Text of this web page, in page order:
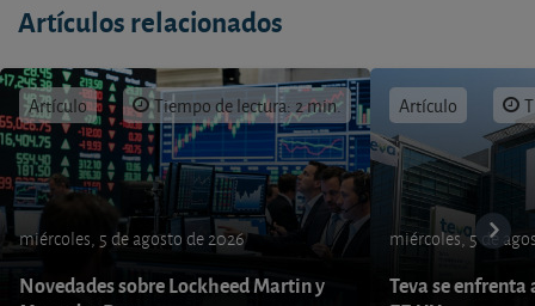
Artículos relacionados
Artículo Tiempo de lectura: 2 min.
miércoles, 5 de agosto de 2026
Novedades sobre Lockheed Martin y
Artículo
miércoles, 5 de
Teva se enfrenta